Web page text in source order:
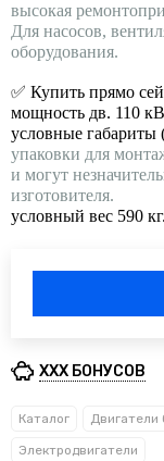
высокая
Для насосов,
оборудования.
✅ Купить прямо
мощность дв. 110
условные
упаковки для
и могут
изготовителя.
условный вес 590
XXX БОНУСОВ
Каталог
Электродвигатели